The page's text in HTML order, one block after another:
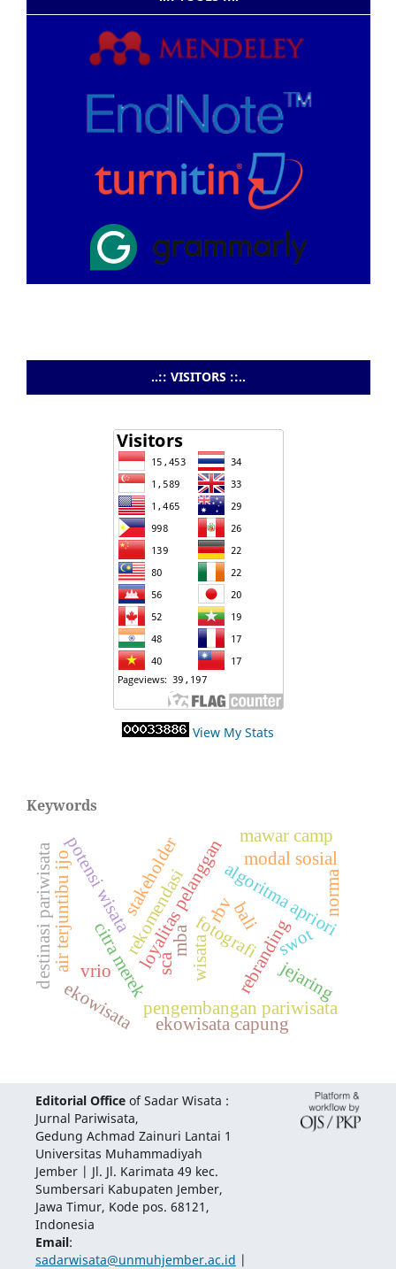
..:: VISITORS ::..
View My Stats
Keywords
fotografirebranding
citra merekloyalitas pelanggan
mba
rekomendasi algoritma apriori
potensi wisata rbv
pengembangan pariwisata
vrio sca
ekowisata capung
air terjuntibu ijo
ekowisata
bali
stakeholder modal sosial
destinasi pariwisata jejaring
norma
wisata swot
mawar camp
Editorial Officeof Sadar Wisata :
Jurnal Pariwisata,
Gedung Achmad Zainuri Lantai 1
Universitas Muhammadiyah
Jember | Jl. Jl. Karimata 49 kec.
Sumbersari Kabupaten Jember,
Jawa Timur, Kode pos. 68121,
Indonesia
Email:
sadarwisata@unmuhjember.ac.id |